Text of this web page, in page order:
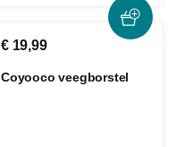
€ 19,99
Coyooco veegborstel